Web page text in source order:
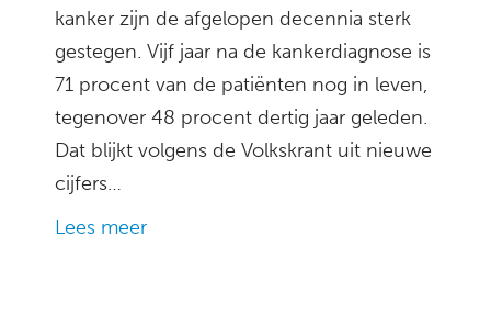
kanker zijn de afgelopen decennia sterk
gestegen. Vijf jaar na de kankerdiagnose is
71 procent van de patiënten nog in leven,
tegenover 48 procent dertig jaar geleden.
Dat blijkt volgens de Volkskrant uit nieuwe
cijfers…
Lees meer